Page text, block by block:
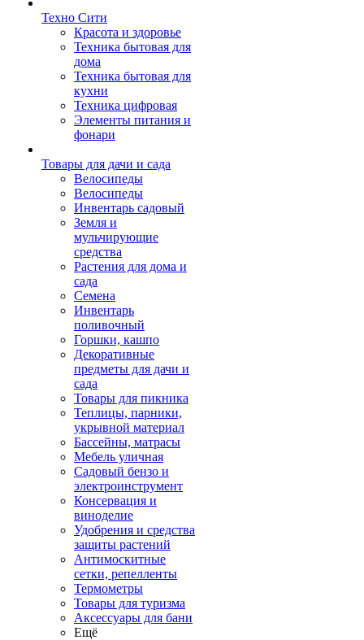
Техно Сити
Красота и здоровье
Техника бытовая для
дома
Техника бытовая для
кухни
Техника цифровая
Элементы питания и
фонари
Товары для дачи и сада
Велосипеды
Велосипеды
Инвентарь садовый
Земля и
мульчирующие
средства
Растения для дома и
сада
Семена
Инвентарь
поливочный
Горшки, кашпо
Декоративные
предметы для дачи и
сада
Товары для пикника
Теплицы, парники,
укрывной материал
Бассейны, матрасы
Мебель уличная
Садовый бензо и
электроинструмент
Консервация и
виноделие
Удобрения и средства
защиты растений
Антимоскитные
сетки, репелленты
Термометры
Товары для туризма
Аксессуары для бани
Ещё